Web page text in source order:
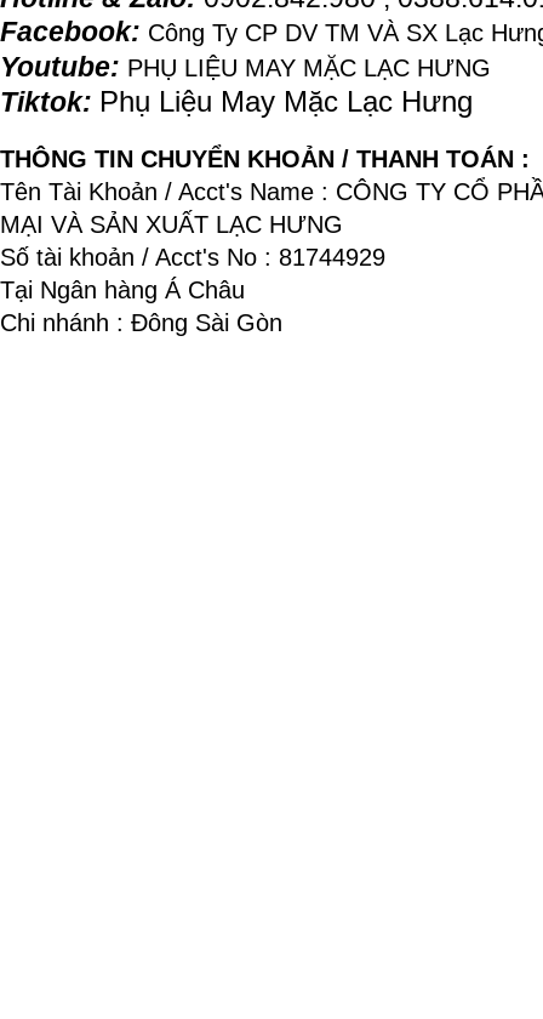
Facebook: Công Ty CP DV TM VÀ SX Lạc
Youtube: PHỤ LIỆU MAY MẶC LẠC HƯNG
Tiktok: Phụ Liệu May Mặc Lạc Hưng
THÔNG TIN CHUYỂN KHOẢN / THANH TOÁN :
Tên Tài Khoản / Acct's Name : CÔNG TY CỔ
MẠI VÀ SẢN XUẤT LẠC HƯNG
Số tài khoản / Acct's No : 81744929
Tại Ngân hàng Á Châu
Chi nhánh : Đông Sài Gòn